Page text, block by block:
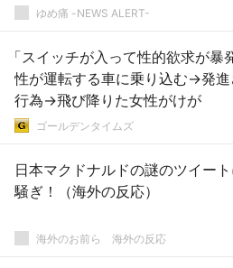
ゆめ痛 -NEWS ALERT-
「スイッチが入って性的欲求が
性が運転する車に乗り込む→発
行為→飛び降りた女性がけが
ゴールデンタイムズ
日本マクドナルドの謎のツイー
騒ぎ！（海外の反応）
海外のお前ら 海外の反応